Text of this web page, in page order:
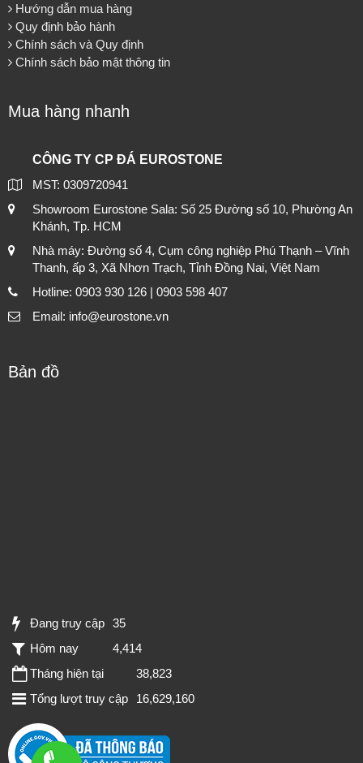
Hướng dẫn mua hàng
Quy định bảo hành
Chính sách và Quy định
Chính sách bảo mật thông tin
Mua hàng nhanh
CÔNG TY CP ĐÁ EUROSTONE
MST: 0309720941
Showroom Eurostone Sala: Số 25 Đường số 10, Phường An
Khánh, Tp. HCM
Nhà máy: Đường số 4, Cụm công nghiệp Phú Thạnh – Vĩnh
Thanh, ấp 3, Xã Nhơn Trạch, Tỉnh Đồng Nai, Việt Nam
Hotline: 0903 930 126 | 0903 598 407
Email: info@eurostone.vn
Bản đồ
Đang truy cập 35
Hôm nay
4,414
Tháng hiện tại
38,823
Tổng lượt truy cập
16,629,160